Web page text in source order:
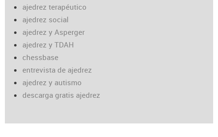
ajedrez terapéutico
ajedrez social
ajedrez y Asperger
ajedrez y TDAH
chessbase
entrevista de ajedrez
ajedrez y autismo
descarga gratis ajedrez